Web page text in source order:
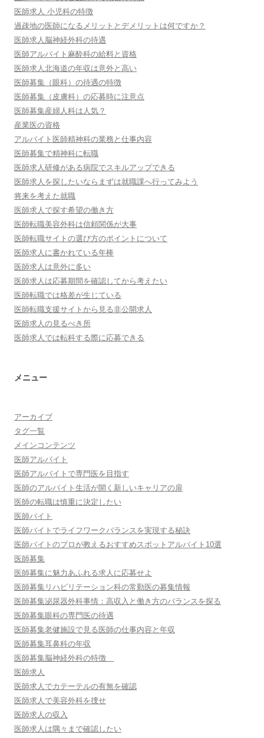
医師求人 小児科の特徴
過疎地の医師になるメリットとデメリットは何ですか？
医師求人脳神経外科の待遇
医師アルバイト麻酔科の給料と資格
医師求人北海道の年収は意外と高い
医師募集（眼科）の待遇の特徴
医師募集（皮膚科）の応募時に注意点
医師募集産婦人科は人気？
産業医の資格
アルバイト医師精神科の業務と仕事内容
医師募集で精神科に転職
医師求人研修がある病院でスキルアップできる
医師求人を探したいならまずは就職課へ行ってみよう
将来を考えた就職
医師求人で探す希望の働き方
医師転職美容外科は信頼関係が大事
医師転職サイトの選び方のポイントについて
医師求人に書かれている年棒
医師求人は意外に多い
医師求人は応募期間を確認してから考えたい
医師転職では格差が生じている
医師転職支援サイトから見る非公開求人
医師求人の見るべき所
医師求人では転科する際に応募できる
メニュー
アーカイブ
タグ一覧
メインコンテンツ
医師アルバイト
医師アルバイトで専門医を目指す
医師のアルバイト生活が開く新しいキャリアの扉
医師の転職は慎重に決定したい
医師バイト
医師バイトでライフワークバランスを実現する秘訣
医師バイトのプロが教えるおすすめスポットアルバイト10選
医師募集
医師募集に魅力あふれる求人に応募せよ
医師募集リハビリテーション科の常勤医の募集情報
医師募集泌尿器外科事情：高収入と働き方のバランスを探る
医師募集眼科の専門医の待遇
医師募集老健施設で見る医師の仕事内容と年収
医師募集耳鼻科の年収
医師募集脳神経外科の特徴
医師求人
医師求人でカテーテルの有無を確認
医師求人で美容外科を捜せ
医師求人の収入
医師求人は隅々まで確認したい